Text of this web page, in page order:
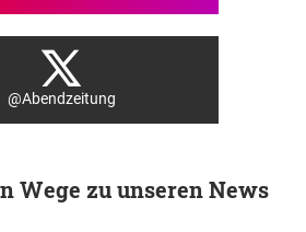
@Abendzeitung
Wege zu unseren News